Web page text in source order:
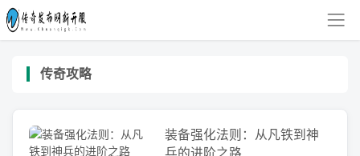
传奇攻略
装备强化法则：从凡铁到神
兵的进阶之路